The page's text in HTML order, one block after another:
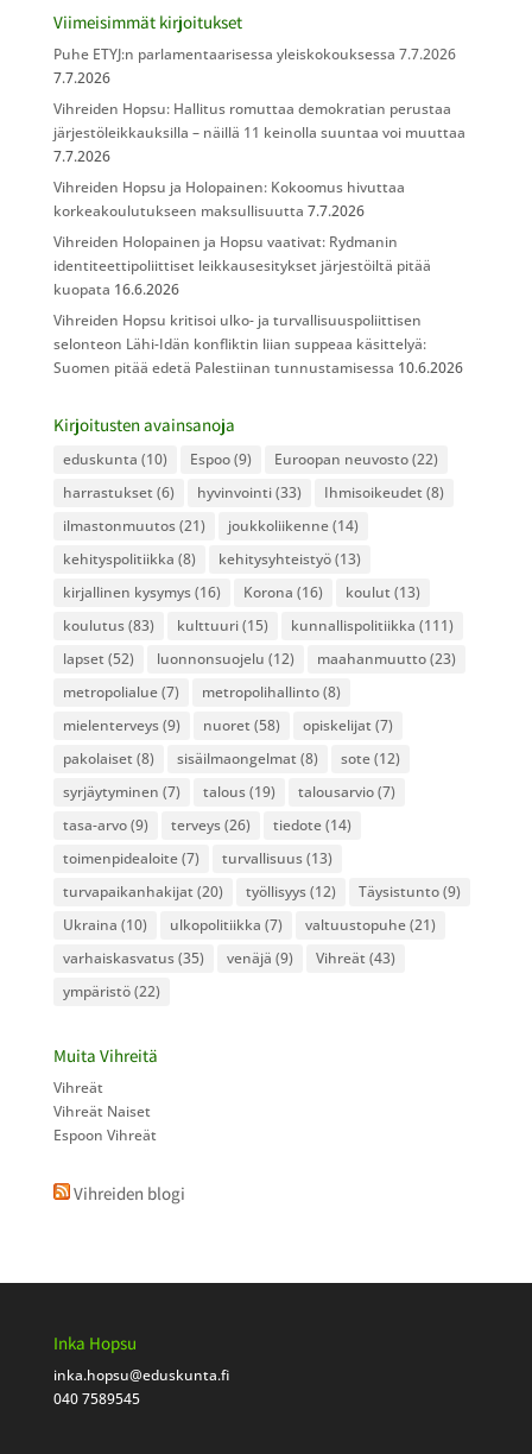
Viimeisimmät kirjoitukset
Puhe ETYJ:n parlamentaarisessa yleiskokouksessa 7.7.2026
7.7.2026
Vihreiden Hopsu: Hallitus romuttaa demokratian perustaa
järjestöleikkauksilla – näillä 11 keinolla suuntaa voi muuttaa
7.7.2026
Vihreiden Hopsu ja Holopainen: Kokoomus hivuttaa
korkeakoulutukseen maksullisuutta 7.7.2026
Vihreiden Holopainen ja Hopsu vaativat: Rydmanin
identiteettipoliittiset leikkausesitykset järjestöiltä pitää
kuopata 16.6.2026
Vihreiden Hopsu kritisoi ulko- ja turvallisuuspoliittisen
selonteon Lähi-Idän konfliktin liian suppeaa käsittelyä:
Suomen pitää edetä Palestiinan tunnustamisessa 10.6.2026
Kirjoitusten avainsanoja
eduskunta (10) Espoo(9) Euroopan neuvosto(22)
harrastukset (6) hyvinvointi(33) Ihmisoikeudet (8)
ilmastonmuutos(21) joukkoliikenne(14)
kehityspolitiikka (8) kehitysyhteistyö(13)
kirjallinen kysymys(16) Korona (16) koulut (13)
koulutus(83) kulttuuri(15) kunnallispolitiikka (111)
lapset (52) luonnonsuojelu (12) maahanmuutto(23)
metropolialue(7) metropolihallinto(8)
mielenterveys(9) nuoret (58) opiskelijat (7)
pakolaiset (8) sisäilmaongelmat (8) sote(12)
syrjäytyminen (7) talous(19) talousarvio(7)
tasa-arvo(9) terveys(26) tiedote(14)
toimenpidealoite(7) turvallisuus(13)
turvapaikanhakijat (20) työllisyys(12) Täysistunto(9)
Ukraina (10) ulkopolitiikka (7) valtuustopuhe(21)
varhaiskasvatus(35) venäjä (9) Vihreät (43)
ympäristö(22)
Muita Vihreitä
Vihreät
Vihreät Naiset
Espoon Vihreät
Vihreiden blogi
Inka Hopsu
inka.hopsu@eduskunta.fi
040 7589545